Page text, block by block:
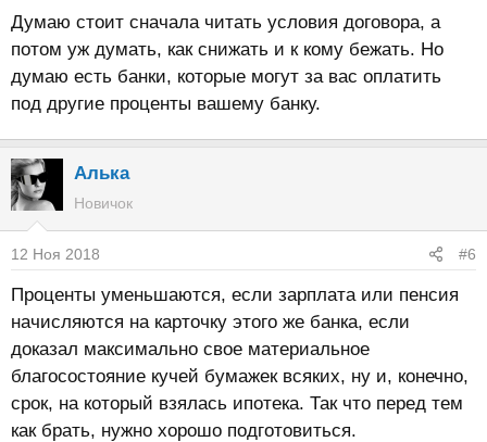
Думаю стоит сначала читать условия договора, а
потом уж думать, как снижать и к кому бежать. Но
думаю есть банки, которые могут за вас оплатить
под другие проценты вашему банку.
Алька
Новичок
12 Ноя 2018 #6
Проценты уменьшаются, если зарплата или пенсия
начисляются на карточку этого же банка, если
доказал максимально свое материальное
благосостояние кучей бумажек всяких, ну и, конечно,
срок, на который взялась ипотека. Так что перед тем
как брать, нужно хорошо подготовиться.